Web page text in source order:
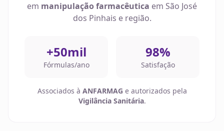
em manipulação farmacêutica em São José
dos Pinhais e região.
+50mil
Fórmulas/ano
98%
Satisfação
Associados à ANFARMAG e autorizados pela
Vigilância Sanitária.